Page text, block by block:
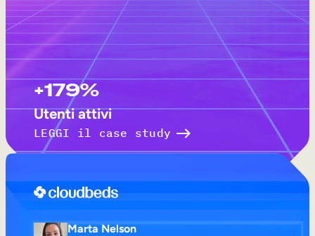
+179%
Utenti attivi
LEGGI il case study
Marta Nelson